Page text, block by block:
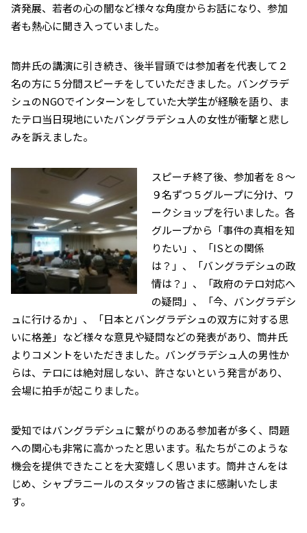
済発展、若者の心の闇など様々な角度からお話になり、参加
者も熱心に聞き入っていました。
筒井氏の講演に引き続き、後半冒頭では参加者を代表して２
名の方に５分間スピーチをしていただきました。バングラデ
シュのNGOでインターンをしていた大学生が経験を語り、ま
たテロ当日現地にいたバングラデシュ人の女性が衝撃と悲し
みを訴えました。
スピーチ終了後、参加者を８～
９名ずつ５グループに分け、ワ
ークショップを行いました。各
グループから「事件の真相を知
りたい」、「ISとの関係
は？」、「バングラデシュの政
情は？」、「政府のテロ対応へ
の疑問」、「今、バングラデシ
ュに行けるか」、「日本とバングラデシュの双方に対する思
いに格差」など様々な意見や疑問などの発表があり、筒井氏
よりコメントをいただきました。バングラデシュ人の男性か
らは、テロには絶対屈しない、許さないという発言があり、
会場に拍手が起こりました。
愛知ではバングラデシュに繋がりのある参加者が多く、問題
への関心も非常に高かったと思います。私たちがこのような
機会を提供できたことを大変嬉しく思います。筒井さんをは
じめ、シャプラニールのスタッフの皆さまに感謝いたしま
す。